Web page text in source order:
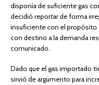
disponía de suficiente gas
decidió reportar de forma
insuficiente con el propósito
con destino a la demanda
comunicado.
Dado que el gas importado
sirvió de argumento para